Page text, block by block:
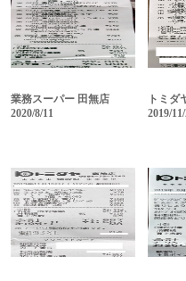
業務スーパー 田無店
2020/8/11
トミダ
2019/